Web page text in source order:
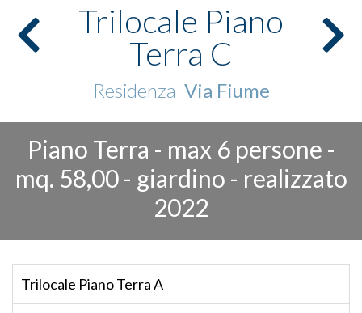
Trilocale Piano
Terra C
Residenza Via Fiume
Piano Terra - max 6 persone -
mq. 58,00 - giardino - realizzato
2022
Trilocale Piano Terra A